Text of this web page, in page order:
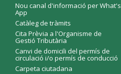
Nou canal d'informació per What's
App
Catàleg de tràmits
Cita Prèvia a l'Organisme de
Gestió Tributària
Canvi de domicili del permís de
circulació i/o permís de conducció
Carpeta ciutadana